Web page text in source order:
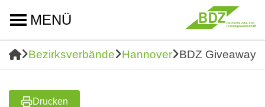
MENÜ
Bezirksverbände Hannover BDZ Giveaways
Drucken